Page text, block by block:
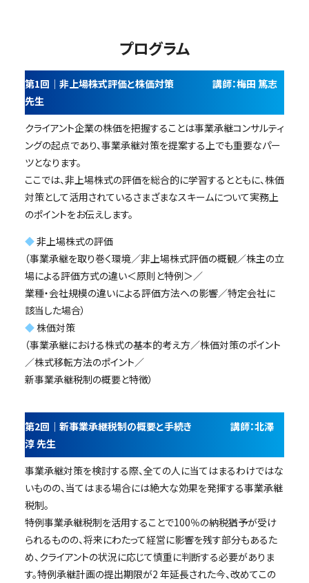
プログラム
第1回｜非上場株式評価と株価対策 講師：梅田 篤志
先生
クライアント企業の株価を把握することは事業承継コンサルティ
ングの起点であり、事業承継対策を提案する上でも重要なパー
ツとなります。
ここでは、非上場株式の評価を総合的に学習するとともに、株価
対策として活用されているさまざまなスキームについて実務上
のポイントをお伝えします。
◆非上場株式の評価
（事業承継を取り巻く環境／非上場株式評価の概観／株主の立
場による評価方式の違い＜原則と特例＞／
業種・会社規模の違いによる評価方法への影響／特定会社に
該当した場合）
◆株価対策
（事業承継における株式の基本的考え方／株価対策のポイント
／株式移転方法のポイント／
新事業承継税制の概要と特徴）
第2回｜新事業承継税制の概要と手続き 講師：北澤
淳 先生
事業承継対策を検討する際、全ての人に当てはまるわけではな
いものの、当てはまる場合には絶大な効果を発揮する事業承継
税制。
特例事業承継税制を活用することで100％の納税猶予が受け
られるものの、将来にわたって経営に影響を残す部分もあるた
め、クライアントの状況に応じて慎重に判断する必要がありま
す。特例承継計画の提出期限が2 年延長された今、改めてこの